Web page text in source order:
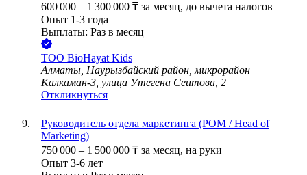
600 000 – 1 300 000 ₸ за месяц, до вычета налогов
Опыт 1-3 года
Выплаты: Раз в месяц
ТОО BioHayat Kids
Алматы, Наурызбайский район, микрорайон
Калкаман-3, улица Утегена Сеитова, 2
Откликнуться
Руководитель отдела маркетинга (РОМ / Head of
Marketing)
750 000 – 1 500 000 ₸ за месяц, на руки
Опыт 3-6 лет